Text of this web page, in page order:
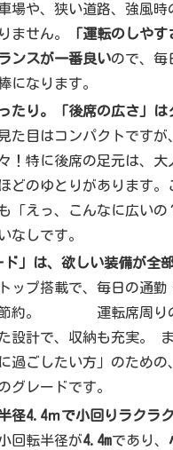
場や、狭い道路、強風時
ません。
「運転のしや
ンスが一番良いので、毎
になります。
たり。「後席の広さ」は
見た目はコンパクトです
！特に後席の足元は、大
どのゆとりがあります。
「えっ、こんなに広いの
なしです。
ド」は、欲しい装備が全
ップ搭載で、毎日の通勤
節約。 運転席周りの
設計で、収納も充実。
過ごしたい方」のための
グレードです。
径4.4ｍで小回りラクラク
回転半径が4.4mであり、